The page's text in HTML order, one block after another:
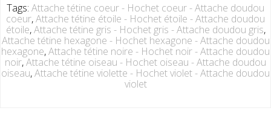
Tags: Attache tétine coeur - Hochet coeur - Attache doudou
coeur,Attache tétine étoile - Hochet étoile - Attache doudou
étoile,Attache tétine gris - Hochet gris - Attache doudou gris,
Attache tétine hexagone - Hochet hexagone - Attache doudou
hexagone,Attache tétine noire - Hochet noir - Attache doudou
noir,Attache tétine oiseau - Hochet oiseau - Attache doudou
oiseau,Attache tétine violette - Hochet violet - Attache doudou
violet